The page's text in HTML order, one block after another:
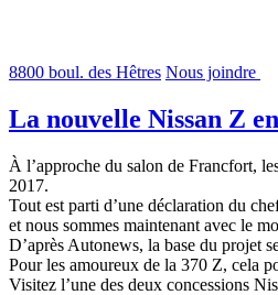
8800 boul. des Hêtres Nous joindre
La nouvelle Nissan Z
À l’approche du salon de Francfort,
2017.
Tout est parti d’une déclaration du
et nous sommes maintenant avec le
D’après Autonews, la base du projet
Pour les amoureux de la 370 Z, cela
Visitez l’une des deux concessions